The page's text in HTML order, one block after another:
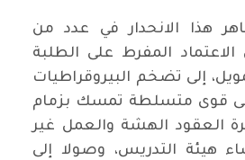
هذا الانحدار في عدد من
المفرط على الطلبة
إلى تضخم البيروقراطيات
إلى قوى متسلطة تمسك بزمام
العقود الهشة والعمل غير
هيئة التدريس، وصولا إلى